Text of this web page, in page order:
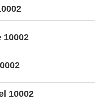
10002
10002